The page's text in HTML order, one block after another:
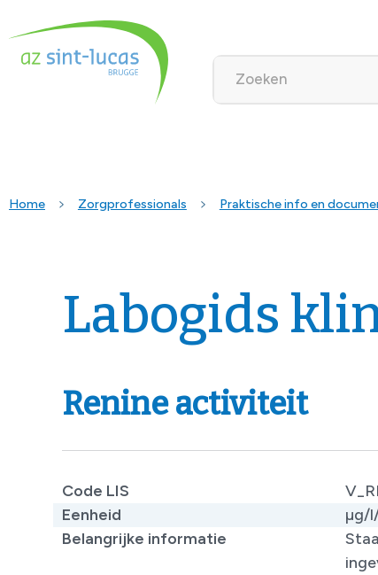
Home Zorgprofessionals Praktische info en
Labogids
Renine activiteit
Code LIS
Eenheid
µg/
Belangrijke informatie